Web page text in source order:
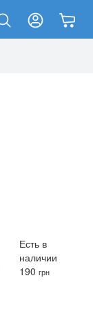
Есть в
наличии
190 грн